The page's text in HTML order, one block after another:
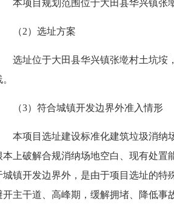
项目规划范围位于大田县华兴镇张墘
2）选址方案
址位于大田县华兴镇张墘村土坑垵，
3）符合城镇开发边界外准入情形
项目选址建设标准化建筑垃圾消纳场
本上破解合规消纳场地空白、现有处置
城镇开发边界外，是由于项目选址的特
开主干道、高峰期，缓解拥堵、降低事